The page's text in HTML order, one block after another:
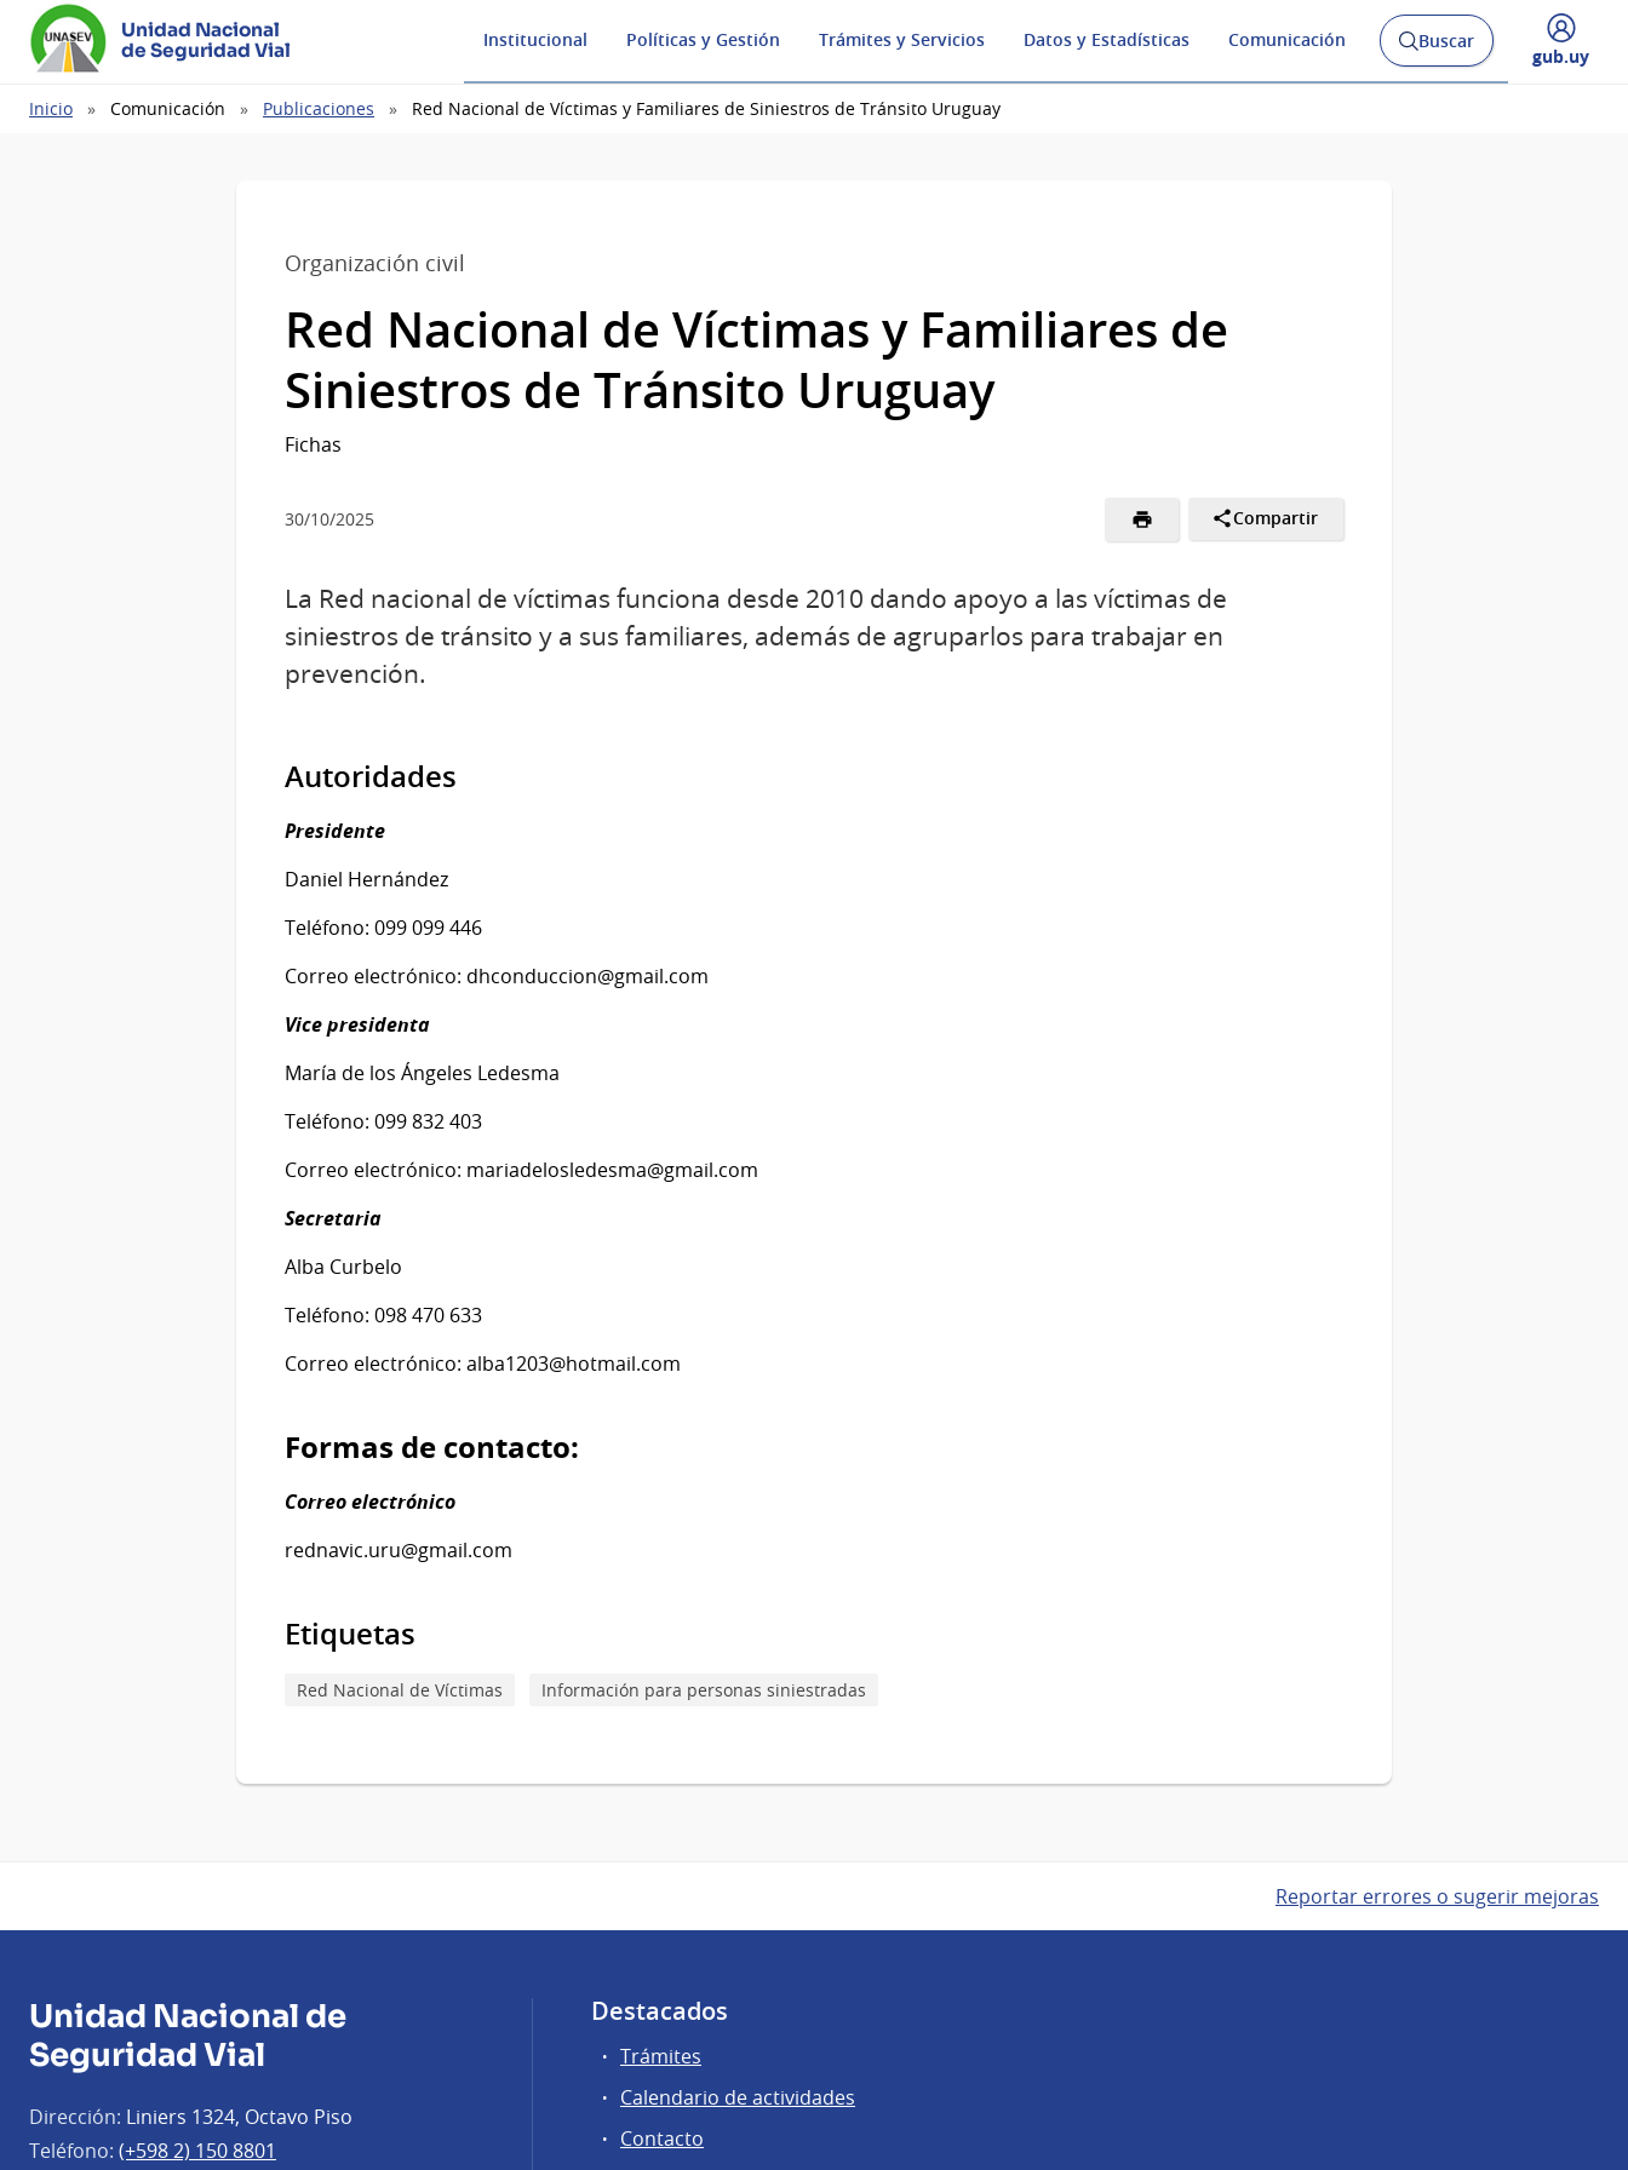
Unidad Nacional
de Seguridad Vial
Institucional Políticas y Gestión Trámites y Servicios Datos y Estadísticas Comunicación
Abrir
buscador
Buscar
Desplegar
gub.uy
Ruta
Inicio Comunicación Publicaciones Red Nacional de Víctimas y Familiares de Siniestros de Tránsito Uruguay
Organización civil
Red Nacional de Víctimas y Familiares de
Siniestros de Tránsito Uruguay
Fichas
30/10/2025 Compartir
La Red nacional de víctimas funciona desde 2010 dando apoyo a las víctimas de
siniestros de tránsito y a sus familiares, además de agruparlos para trabajar en
prevención.
Autoridades
Presidente
Daniel Hernández
Teléfono: 099 099 446
Correo electrónico: dhconduccion@gmail.com
Vice presidenta
María de los Ángeles Ledesma
Teléfono: 099 832 403
Correo electrónico: mariadelosledesma@gmail.com
Secretaria
Alba Curbelo
Teléfono: 098 470 633
Correo electrónico: alba1203@hotmail.com
Formas de contacto:
Correo electrónico
rednavic.uru@gmail.com
Etiquetas
Red Nacional de Víctimas Información para personas siniestradas
Reportar errores o sugerir mejoras
Unidad Nacional de
Seguridad Vial
Dirección: Liniers 1324, Octavo Piso
Teléfono: (+598 2) 150 8801
Destacados
Trámites
Calendario de actividades
Contacto